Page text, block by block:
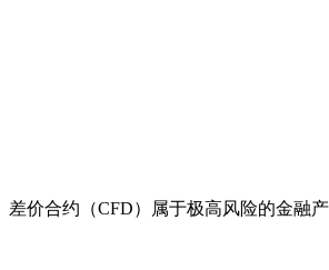
差价合约（CFD）属于极高风险的金融